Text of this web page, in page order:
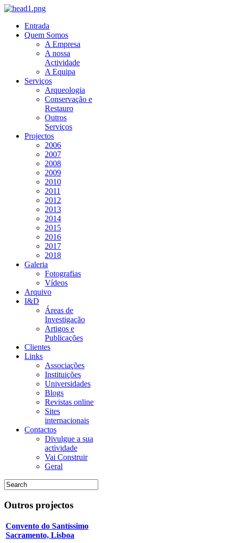
Entrada
Quem Somos
A Empresa
A nossa
Actividade
A Equipa
Serviços
Arqueologia
Conservação e
Restauro
Outros
Serviços
Projectos
2006
2007
2008
2009
2010
2011
2012
2013
2014
2015
2016
2017
2018
Galeria
Fotografias
Vídeos
Arquivo
I&D
Áreas de
Investigação
Artigos e
Publicações
Clientes
Links
Associações
Instituições
Universidades
Blogs
Revistas online
Sites
internacionais
Contactos
Divulgue a sua
actividade
Vai Construir
Geral
Outros projectos
Convento do Santíssimo
Sacramento, Lisboa